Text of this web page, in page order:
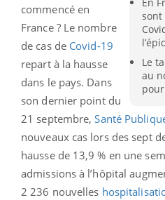
sont
Le
au
commencé en
France ? Le nombre
de cas de Covid-19
repart à la hausse
dans le pays. Dans
son dernier point du
21 septembre,Santé
nouveaux cas lors des sept
hausse de 13,9 % en une
admissions à l’hôpital
2 236 nouvelles